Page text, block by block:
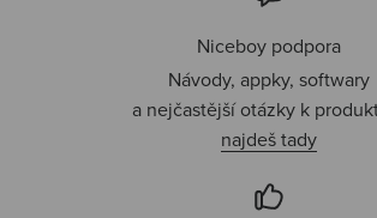
Niceboy podpora
Návody, appky, softwary
a nejčastější otázky k
najdeš tady